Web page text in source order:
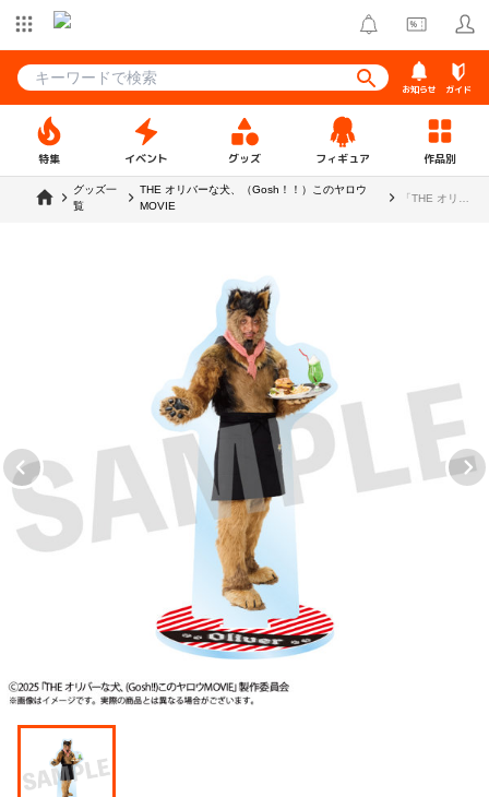
お知らせ ガイド
特集 イベント グッズ フィギュア 作品別
グッズ一
覧
THE オリバーな犬、（Gosh！！）このヤロウ
MOVIE
「THE オリバ